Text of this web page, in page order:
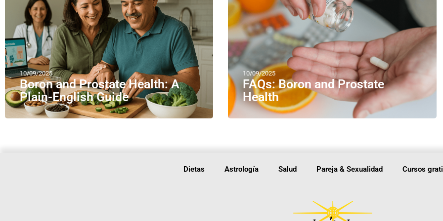
10/09/2025
Boron and Prostate Health: A
Plain-English Guide
10/09/2025
FAQs: Boron and Prostate
Health
Dietas Astrología Salud Pareja & Sexualidad Cursos